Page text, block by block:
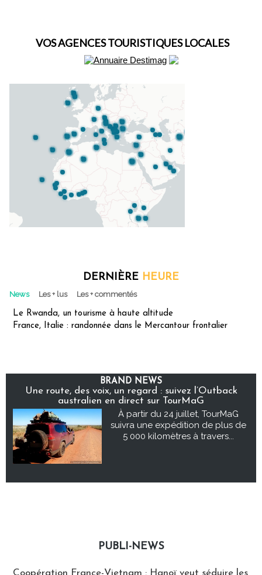
VOS AGENCES TOURISTIQUES LOCALES
DERNIÈRE HEURE
News Les + lus Les + commentés
Le Rwanda, un tourisme à haute altitude
France, Italie : randonnée dans le Mercantour frontalier
BRAND NEWS
Une route, des voix, un regard : suivez l’Outback
australien en direct sur TourMaG
À partir du 24 juillet, TourMaG
suivra une expédition de plus de
5 000 kilomètres à travers...
PUBLI-NEWS
Coopération France-Vietnam : Hanoï veut séduire les